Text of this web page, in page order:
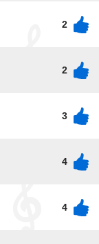
2
2
3
4
4